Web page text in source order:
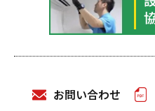
お問い合わせ